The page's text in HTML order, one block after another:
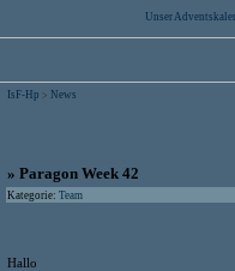
Unser
IsF-Hp > News
» Paragon Week 42
Kategorie: Team
Hallo